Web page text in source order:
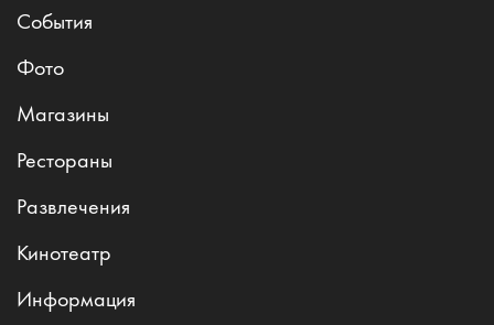
События
Фото
Магазины
Рестораны
Развлечения
Кинотеатр
Информация